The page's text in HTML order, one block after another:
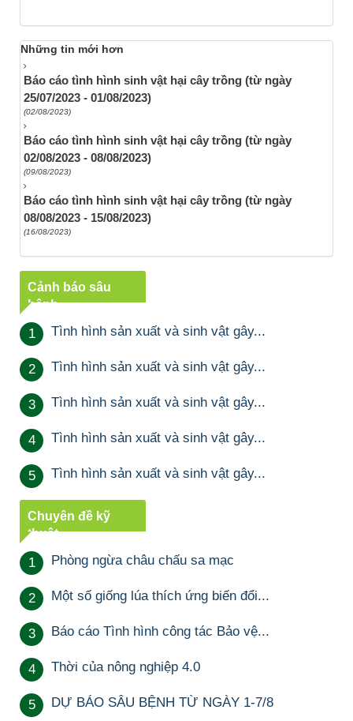
Những tin mới hơn
Báo cáo tình hình sinh vật hại cây trồng (từ ngày
25/07/2023 - 01/08/2023)
(02/08/2023)
Báo cáo tình hình sinh vật hại cây trồng (từ ngày
02/08/2023 - 08/08/2023)
(09/08/2023)
Báo cáo tình hình sinh vật hại cây trồng (từ ngày
08/08/2023 - 15/08/2023)
(16/08/2023)
Cảnh báo sâu
bệnh
1 Tình hình sản xuất và sinh vật gây...
2 Tình hình sản xuất và sinh vật gây...
3 Tình hình sản xuất và sinh vật gây...
4 Tình hình sản xuất và sinh vật gây...
5 Tình hình sản xuất và sinh vật gây...
Chuyên đề kỹ
thuật
1 Phòng ngừa châu chấu sa mạc
2 Một số giống lúa thích ứng biến đổi...
3 Báo cáo Tình hình công tác Bảo vệ...
4 Thời của nông nghiệp 4.0
5 DỰ BÁO SÂU BỆNH TỪ NGÀY 1-7/8